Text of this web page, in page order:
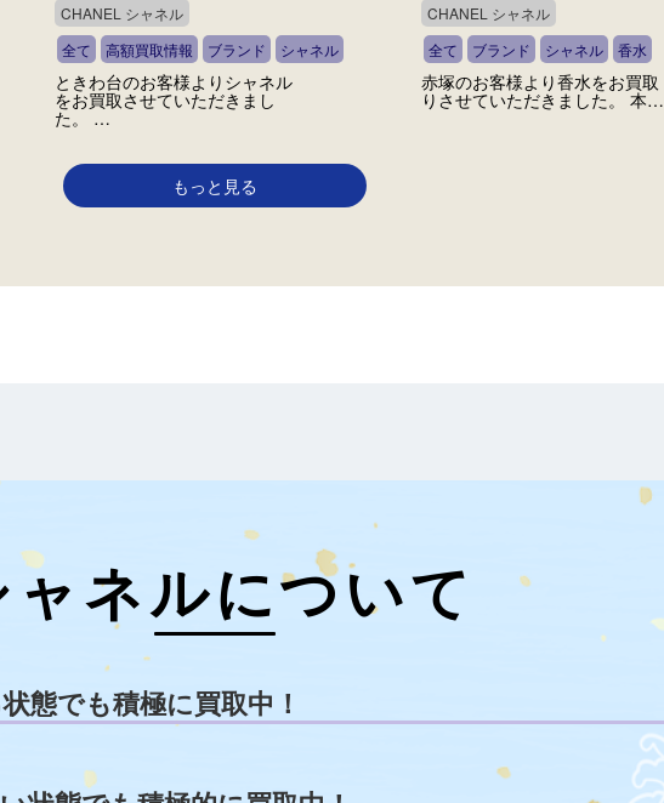
CHANEL シャネル
全て
高額買取情報 ブランド シャネル
ときわ台のお客様よりシャネル
をお買取させていただきまし
た。 …
CHANEL シャネル
全て
ブランド シャネル 香水
赤塚のお客様より香水をお買取
りさせていただきました。 本…
もっと見る
ャネルについて
態でも積極に買取中！